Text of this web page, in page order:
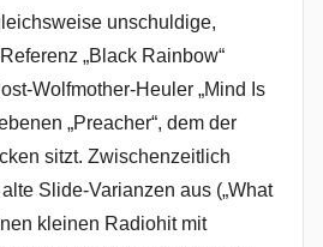
unschuldige,
„Black Rainbow“
Wolfmother-Heuler „Mind Is
„Preacher“, dem der
sitzt. Zwischenzeitlich
Slide-Varianzen aus („What
kleinen Radiohit mit